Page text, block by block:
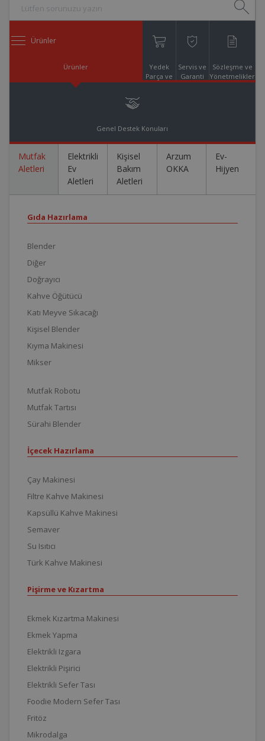
Ürünler
Ürünler
Yedek
Parça ve
Servis ve
Garanti
Sözleşme ve
Yönetmelikler
Genel Destek Konuları
Mutfak
Aletleri
Elektrikli
Ev
Aletleri
Kişisel
Bakım
Aletleri
Arzum
OKKA
Ev-
Hijyen
Gıda Hazırlama
Blender
Diğer
Doğrayıcı
Kahve Öğütücü
Katı Meyve Sıkacağı
Kişisel Blender
Kıyma Makinesi
Mikser
Mutfak Robotu
Mutfak Tartısı
Sürahi Blender
İçecek Hazırlama
Çay Makinesi
Filtre Kahve Makinesi
Kapsüllü Kahve Makinesi
Semaver
Su Isıtıcı
Türk Kahve Makinesi
Pişirme ve Kızartma
Ekmek Kızartma Makinesi
Ekmek Yapma
Elektrikli Izgara
Elektrikli Pişirici
Elektrikli Sefer Tası
Foodie Modern Sefer Tası
Fritöz
Mikrodalga